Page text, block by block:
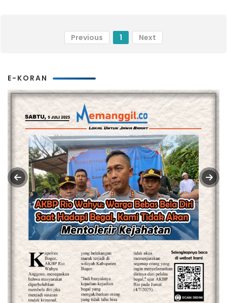
Previous 1 Next
E-KORAN